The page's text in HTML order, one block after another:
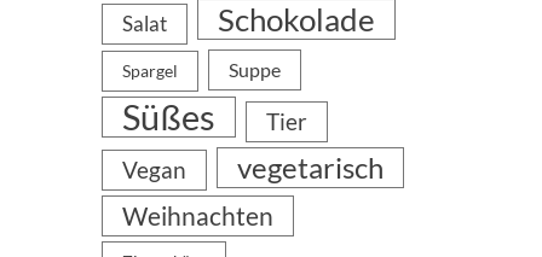
Salat Schokolade
Spargel Suppe
Süßes
Tier
Vegan
vegetarisch
Weihnachten